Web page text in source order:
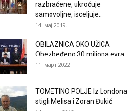
razbraćene, ukroćuje
samovoljne, isceljuje...
14. мај 2019.
OBILAZNICA OKO UŽICA
Obezbeđeno 30 miliona evra
11. март 2022.
TOMETINO POLJE Iz Londona
stigli Melisa i Zoran Đukić